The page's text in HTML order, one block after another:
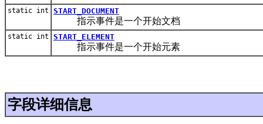
static int START_DOCUMENT
指示事件是一个开始文档
static int START_ELEMENT
指示事件是一个开始元素
字段详细信息